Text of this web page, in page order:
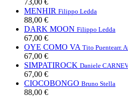
MENHIR Filippo Ledda
88,00 €
DARK MOON Filippo Ledda
67,00 €
OYE COMO VA Tito Puentearr.
67,00 €
SIMPATIROCK Daniele
67,00 €
CIOCOBONGO Bruno Stella
88,00 €